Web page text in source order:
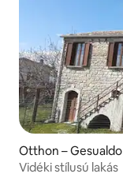
Otthon – Gesualdo
Vidéki stílusú lakás